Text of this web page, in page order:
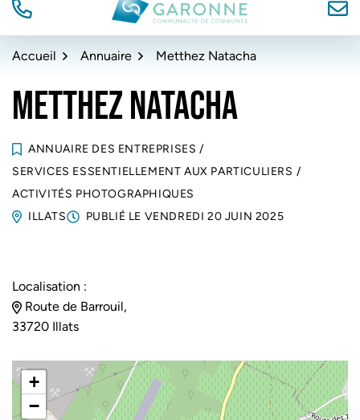
navigation
de TÉL. Convergence Garonne
Accueil Annuaire Metthez Natacha
METTHEZ NATACHA
ANNUAIRE DES ENTREPRISES /
SERVICES ESSENTIELLEMENT AUX PARTICULIERS /
ACTIVITÉS PHOTOGRAPHIQUES
ILLATS
PUBLIÉ LE VENDREDI 20 JUIN 2025
Localisation :
Route de Barrouil,
33720 Illats
+
−